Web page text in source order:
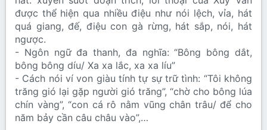
được thể hiện qua nhiều điệu như nói lệch, vỉa, hát
quá giang, đế, điệu con gà rừng, hát sắp, nói, hát
ngược.
- Ngôn ngữ đa thanh, đa nghĩa: “Bông bông dắt,
bông bông díu/ Xa xa lắc, xa xa líu”
- Cách nói ví von giàu tính tự sự trữ tình: “Tôi không
trăng gió lại gặp người gió trăng”, “chờ cho bông lúa
chín vàng”, “con cá rô nằm vũng chân trâu/ để cho
năm bảy cần câu châu vào”,…